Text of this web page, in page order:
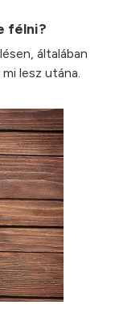
félni?
általában
lesz utána.